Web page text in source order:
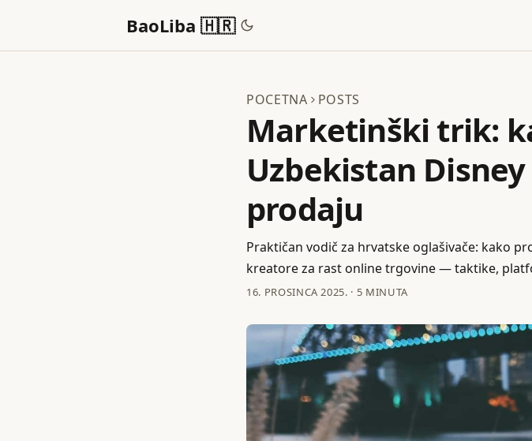
BaoLiba 🇭🇷
POCETNA POSTS
Marketinški trik:
Uzbekistan
prodaju
Praktičan vodič za hrvatske oglašivače: kako
kreatore za rast online trgovine — taktike,
16. PROSINCA 2025. · 5 MINUTA